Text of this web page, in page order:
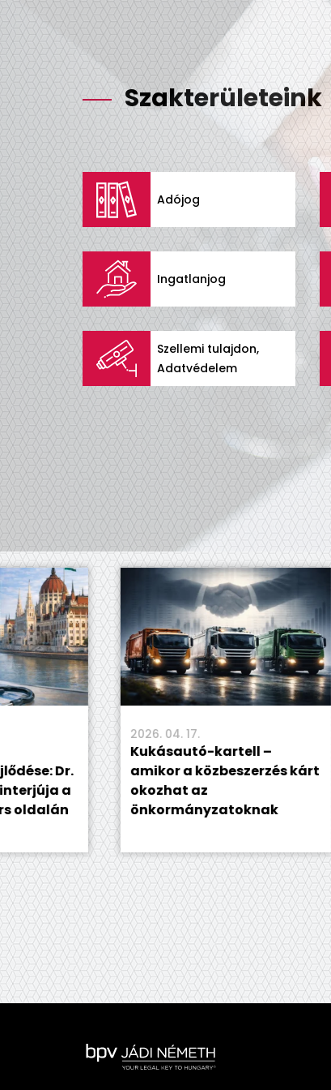
Szakterületeink
Adójog
Ingatlanjog
Szellemi tulajdon,
Adatvédelem
Dr.
a
2026. 04. 17.
Kukásautó-kartell –
amikor a közbeszerzés kárt
okozhat az
önkormányzatoknak